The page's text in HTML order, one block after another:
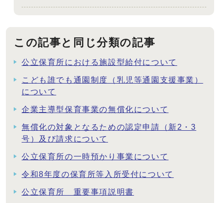
この記事と同じ分類の記事
公立保育所における施設型給付について
こども誰でも通園制度（乳児等通園支援事業）
について
企業主導型保育事業の無償化について
無償化の対象となるための認定申請（新2・3
号）及び請求について
公立保育所の一時預かり事業について
令和8年度の保育所等入所受付について
公立保育所 重要事項説明書